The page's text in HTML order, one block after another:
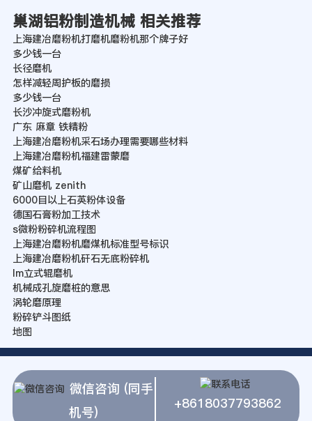
巢湖铝粉制造机械 相关推荐
上海建冶磨粉机打磨机磨粉机那个牌子好
多少钱一台
长径磨机
怎样减轻周护板的磨损
多少钱一台
长沙冲旋式磨粉机
广东 麻章 铁精粉
上海建冶磨粉机采石场办理需要哪些材料
上海建冶磨粉机福建雷蒙磨
煤矿给料机
矿山磨机 zenith
6000目以上石英粉体设备
德国石膏粉加工技术
s微粉粉碎机流程图
上海建冶磨粉机磨煤机标准型号标识
上海建冶磨粉机矸石无底粉碎机
lm立式辊磨机
机械成孔旋磨桩的意思
涡轮磨原理
粉碎铲斗图纸
地图
微信咨询 (同手
机号)
+8618037793862